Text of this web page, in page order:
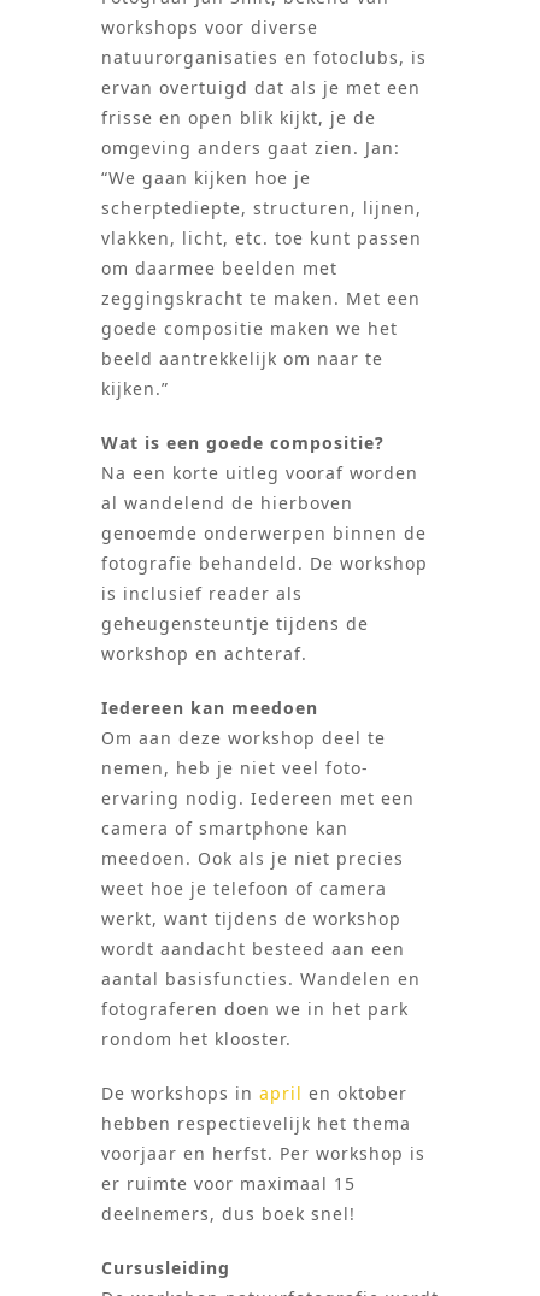
workshops voor diverse
natuurorganisaties en fotoclubs, is
ervan overtuigd dat als je met een
frisse en open blik kijkt, je de
omgeving anders gaat zien. Jan:
“We gaan kijken hoe je
scherptediepte, structuren, lijnen,
vlakken, licht, etc. toe kunt passen
om daarmee beelden met
zeggingskracht te maken. Met een
goede compositie maken we het
beeld aantrekkelijk om naar te
kijken.”
Wat is een goede compositie?
Na een korte uitleg vooraf worden
al wandelend de hierboven
genoemde onderwerpen binnen de
fotografie behandeld. De workshop
is inclusief reader als
geheugensteuntje tijdens de
workshop en achteraf.
Iedereen kan meedoen
Om aan deze workshop deel te
nemen, heb je niet veel foto-
ervaring nodig. Iedereen met een
camera of smartphone kan
meedoen. Ook als je niet precies
weet hoe je telefoon of camera
werkt, want tijdens de workshop
wordt aandacht besteed aan een
aantal basisfuncties. Wandelen en
fotograferen doen we in het park
rondom het klooster.
De workshops in april en oktober
hebben respectievelijk het thema
voorjaar en herfst. Per workshop is
er ruimte voor maximaal 15
deelnemers, dus boek snel!
Cursusleiding